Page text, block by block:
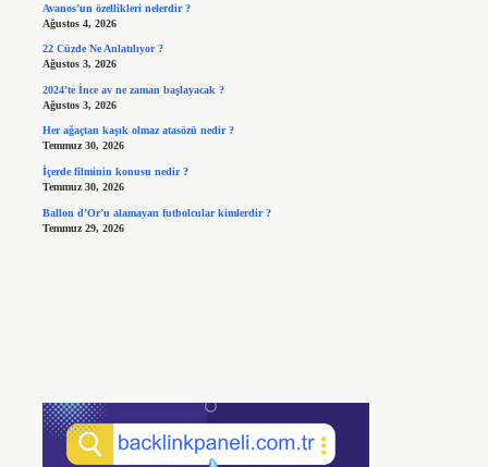
Avanos’un özellikleri nelerdir ?
Ağustos 4, 2026
22 Cüzde Ne Anlatılıyor ?
Ağustos 3, 2026
2024’te İnce av ne zaman başlayacak ?
Ağustos 3, 2026
Her ağaçtan kaşık olmaz atasözü nedir ?
Temmuz 30, 2026
İçerde filminin konusu nedir ?
Temmuz 30, 2026
Ballon d’Or’u alamayan futbolcular kimlerdir ?
Temmuz 29, 2026